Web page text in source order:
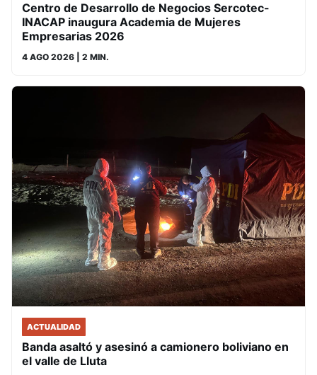
Centro de Desarrollo de Negocios Sercotec-
INACAP inaugura Academia de Mujeres
Empresarias 2026
4 AGO 2026 | 2 MIN.
ACTUALIDAD
Banda asaltó y asesinó a camionero boliviano en
el valle de Lluta